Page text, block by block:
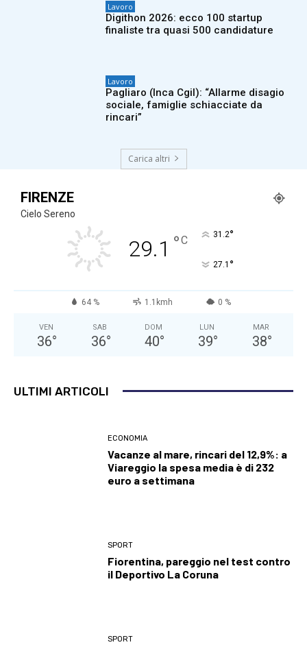
Lavoro
Digithon 2026: ecco 100 startup
finaliste tra quasi 500 candidature
Lavoro
Pagliaro (Inca Cgil): “Allarme disagio
sociale, famiglie schiacciate da
rincari”
Carica altri
FIRENZE
Cielo Sereno
29.1 °C 31.2°
27.1 °
64 % 1.1kmh 0 %
VEN
36°
SAB
36°
DOM
40°
LUN
39°
MAR
38°
ULTIMI ARTICOLI
ECONOMIA
Vacanze al mare, rincari del 12,9%: a
Viareggio la spesa media è di 232
euro a settimana
SPORT
Fiorentina, pareggio nel test contro
il Deportivo La Coruna
SPORT